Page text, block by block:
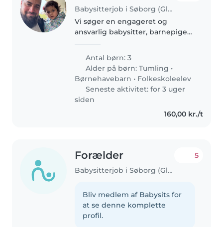
Babysitterjob i Søborg (Gladsaxe Kommune)
Vi søger en engageret og
ansvarlig babysitter, barnepige
børnehave- og skolealder). Vores
børn er nysgerrige,
snakkesalige..
Antal børn: 3
Alder på børn:Tumling •
Børnehavebarn • Folkeskoleelev
Seneste aktivitet: for 3 uger
siden
160,00 kr./t
Forælder
Babysitterjob i Søborg (Gladsaxe Kommune)
5
Bliv medlem af Babysits for
at se denne komplette
profil.